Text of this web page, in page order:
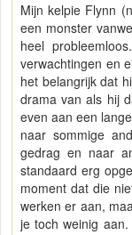
Mijn kelpie Flynn
een monster
heel
verwachtingen en
het belangrijk dat
drama van als hij
even aan een
naar sommige
gedrag en naar
standaard erg
moment dat die
werken er aan,
je toch weinig